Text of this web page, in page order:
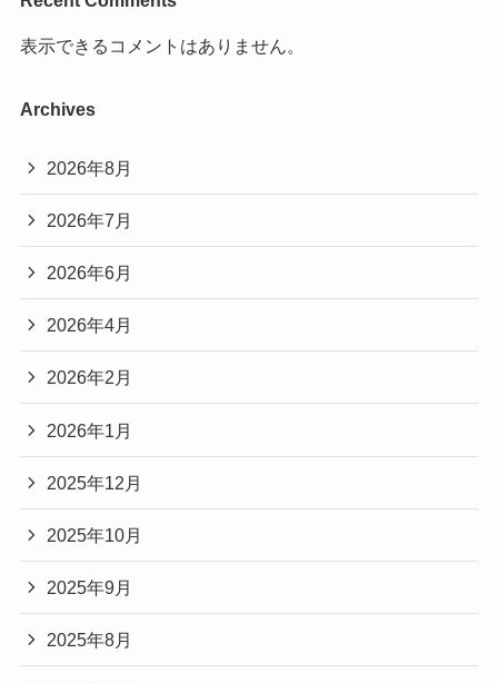
表示できるコメントはありません。
Archives
2026年8月
2026年7月
2026年6月
2026年4月
2026年2月
2026年1月
2025年12月
2025年10月
2025年9月
2025年8月